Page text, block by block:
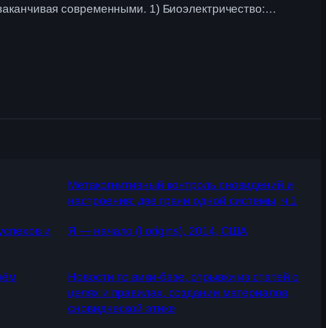
современными. 1) Биоэлектричество:…
Метакогнитивный контроль сновидений и
настроения: две грани одной системы, ч.1
и
Я — начало (I origins), 2014, США
Новости по вики-базе, отрывки из статей о
целях и правилах, создании материалов,
сновидческой этике